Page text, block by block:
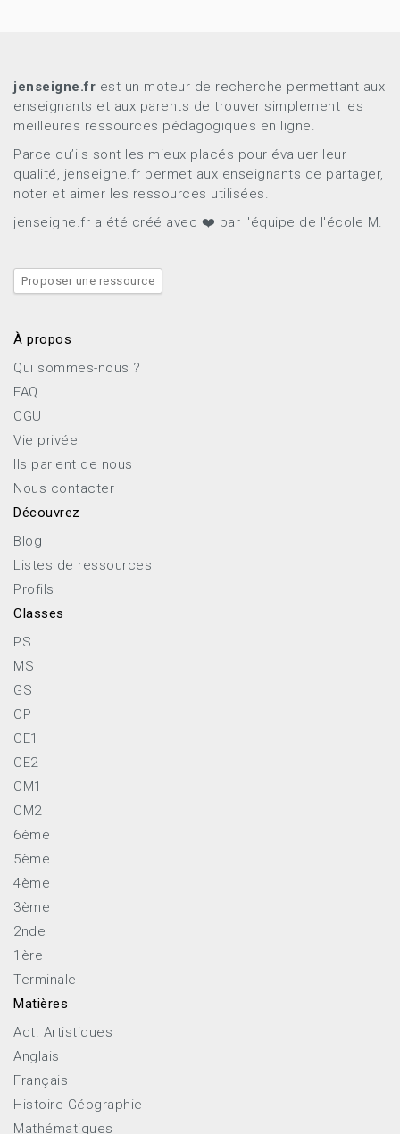
jenseigne.fr est un moteur de recherche permettant aux
enseignants et aux parents de trouver simplement les
meilleures ressources pédagogiques en ligne.
Parce qu’ils sont les mieux placés pour évaluer leur
qualité, jenseigne.fr permet aux enseignants de partager,
noter et aimer les ressources utilisées.
jenseigne.fr a été créé avec ❤️ par l'équipe de l'école M.
Proposer une ressource
À propos
Qui sommes-nous ?
FAQ
CGU
Vie privée
Ils parlent de nous
Nous contacter
Découvrez
Blog
Listes de ressources
Profils
Classes
PS
MS
GS
CP
CE1
CE2
CM1
CM2
6ème
5ème
4ème
3ème
2nde
1ère
Terminale
Matières
Act. Artistiques
Anglais
Français
Histoire-Géographie
Mathématiques